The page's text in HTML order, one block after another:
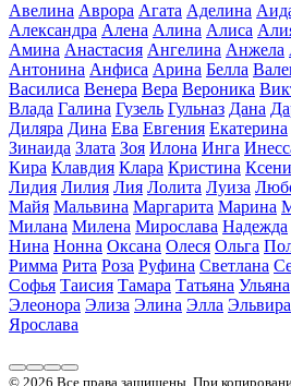
Авелина Аврора Агата Аделина
Александра Алена Алина Алиса
Амина Анастасия Ангелина Анжела
Антонина Анфиса Арина Белла
Василиса Венера Вера Вероника
Влада Галина Гузель Гульназ Дана
Диляра Дина Ева Евгения Екатерина
Зинаида Злата Зоя Илона Инга
Кира Клавдия Клара Кристина
Лидия Лилия Лия Лолита Луиза
Майя Мальвина Маргарита Марина
Милана Милена Мирослава Надежда
Нина Нонна Оксана Олеся Ольга
Римма Рита Роза Руфина Светлана
Софья Таисия Тамара Татьяна Ульяна
Элеонора Элиза Элина Элла Эльвира
Ярослава
© 2026 Все права защищены. При